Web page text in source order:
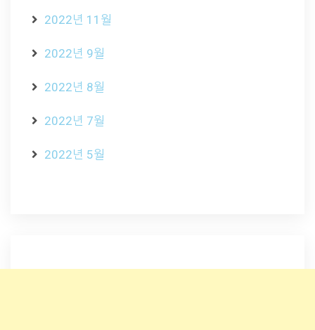
2022년 11월
2022년 9월
2022년 8월
2022년 7월
2022년 5월